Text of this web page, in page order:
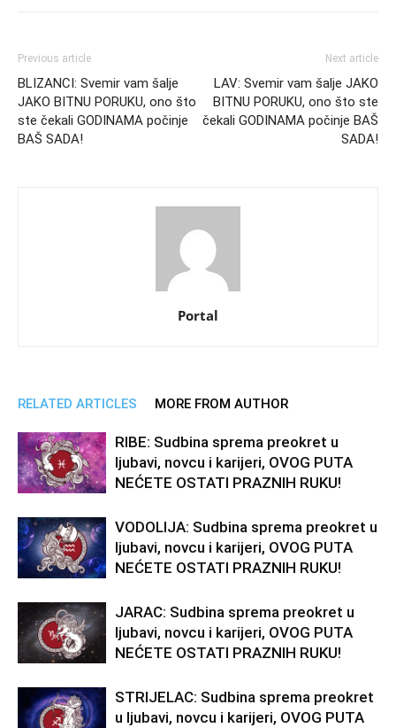
Previous article
BLIZANCI: Svemir vam šalje
JAKO BITNU PORUKU, ono što
ste čekali GODINAMA počinje
BAŠ SADA!
Next article
LAV: Svemir vam šalje JAKO
BITNU PORUKU, ono što ste
čekali GODINAMA počinje BAŠ
SADA!
Portal
RELATED ARTICLES MORE FROM AUTHOR
RIBE: Sudbina sprema preokret u
ljubavi, novcu i karijeri, OVOG PUTA
NEĆETE OSTATI PRAZNIH RUKU!
VODOLIJA: Sudbina sprema preokret u
ljubavi, novcu i karijeri, OVOG PUTA
NEĆETE OSTATI PRAZNIH RUKU!
JARAC: Sudbina sprema preokret u
ljubavi, novcu i karijeri, OVOG PUTA
NEĆETE OSTATI PRAZNIH RUKU!
STRIJELAC: Sudbina sprema preokret
u ljubavi, novcu i karijeri, OVOG PUTA